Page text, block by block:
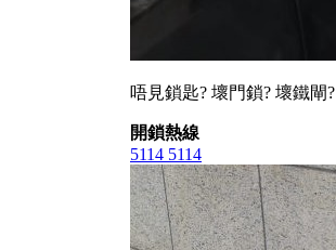
唔見鎖匙? 壞門鎖? 壞鐵閘?
開鎖熱線
5114 5114